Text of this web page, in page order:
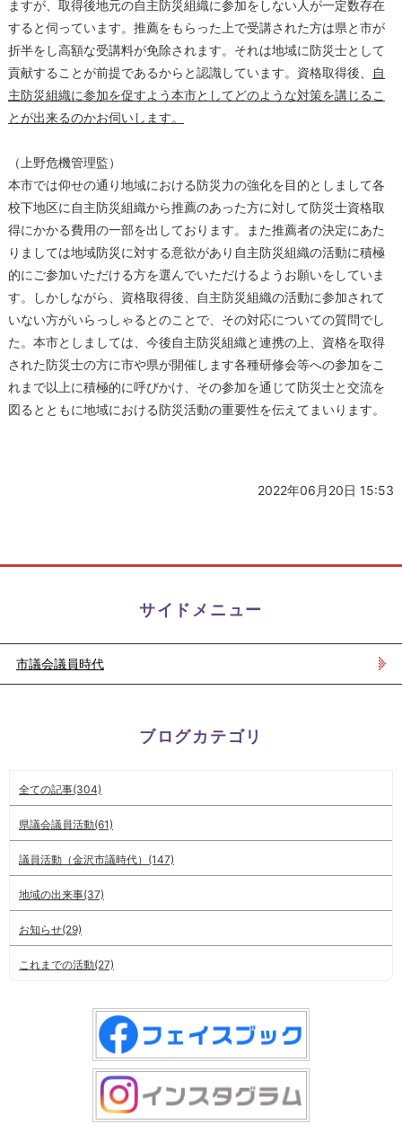
ますが、取得後地元の自主防災組織に参加をしない人が一定数存在
すると伺っています。推薦をもらった上で受講された方は県と市が
折半をし高額な受講料が免除されます。それは地域に防災士として
貢献することが前提であるからと認識しています。資格取得後、
自
主防災組織に参加を促すよう本市としてどのような対策を講じるこ
とが出来るのかお伺いします。
（上野危機管理監）
本市では仰せの通り地域における防災力の強化を目的としまして各
校下地区に自主防災組織から推薦のあった方に対して防災士資格取
得にかかる費用の一部を出しております。また推薦者の決定にあた
りましては地域防災に対する意欲があり自主防災組織の活動に積極
的にご参加いただける方を選んでいただけるようお願いをしていま
す。しかしながら、資格取得後、自主防災組織の活動に参加されて
いない方がいらっしゃるとのことで、その対応についての質問でし
た。本市としましては、今後自主防災組織と連携の上、資格を取得
された防災士の方に市や県が開催します各種研修会等への参加をこ
れまで以上に積極的に呼びかけ、その参加を通じて防災士と交流を
図るとともに地域における防災活動の重要性を伝えてまいります。
2022年06月20日 15:53
サイドメニュー
市議会議員時代
ブログカテゴリ
全ての記事(304)
県議会議員活動(61)
議員活動（金沢市議時代）(147)
地域の出来事(37)
お知らせ(29)
これまでの活動(27)